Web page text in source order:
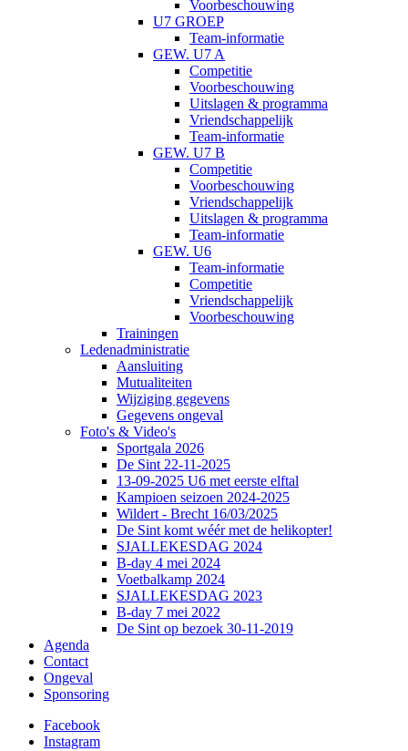
Voorbeschouwing
U7 GROEP
Team-informatie
GEW. U7 A
Competitie
Voorbeschouwing
Uitslagen & programma
Vriendschappelijk
Team-informatie
GEW. U7 B
Competitie
Voorbeschouwing
Vriendschappelijk
Uitslagen & programma
Team-informatie
GEW. U6
Team-informatie
Competitie
Vriendschappelijk
Voorbeschouwing
Trainingen
Ledenadministratie
Aansluiting
Mutualiteiten
Wijziging gegevens
Gegevens ongeval
Foto's & Video's
Sportgala 2026
De Sint 22-11-2025
13-09-2025 U6 met eerste elftal
Kampioen seizoen 2024-2025
Wildert - Brecht 16/03/2025
De Sint komt wéér met de helikopter!
SJALLEKESDAG 2024
B-day 4 mei 2024
Voetbalkamp 2024
SJALLEKESDAG 2023
B-day 7 mei 2022
De Sint op bezoek 30-11-2019
Agenda
Contact
Ongeval
Sponsoring
Facebook
Instagram